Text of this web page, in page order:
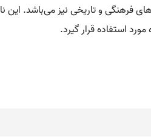
فرهنگی و تاریخی نیز می‌باشد. این
استفاده قرار گیرد.